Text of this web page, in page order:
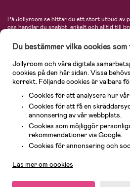
På Jollyroom.se hittar du ett stort utbud av
oss handlar du snabbt, enkelt och alltid till
hos oss. I vårt sortiment hittar du
baby, produkter för mamman, massor av
babyprodukter och mycket mer. Vi erbjuder
varumärken så som Britax, Maxi-Cosi, Baby
KidKraft, Ergobaby, Philips Avent, Neonate,
Välkommen in och kika runt i Nordens
© 2026 Jollyroom AB. Alla
Du bestämmer vilka cookies som
Jollyroom och våra digitala
cookies på den här sidan. Vissa
korrekt. Följande cookies är valbara
Cookies för att analysera hur
Cookies för att få en
annonsering av vår webbplats.
Cookies som möjliggör
rekommendationer via Google.
Cookies för annonsering och
Läs mer om cookies